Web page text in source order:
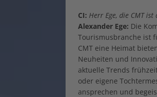
CI: Herr Ege, die CMT
Alexander Ege: Die
Tourismusbranche ist
CMT eine Heimat
Neuheiten und
aktuelle Trends
oder eigene
ansprechen und